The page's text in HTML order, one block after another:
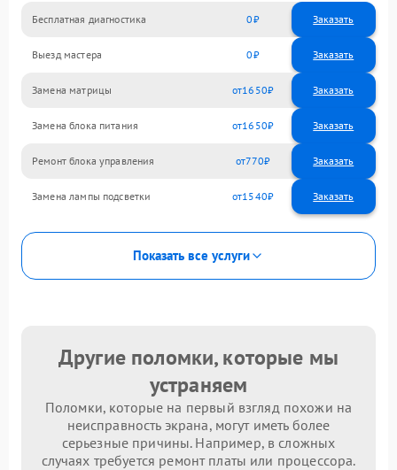
Бесплатная диагностика 0 Заказать
Выезд мастера 0 Заказать
Замена матрицы 1650
Замена блока питания 1650
Ремонт блока управления 770
Замена лампы подсветки 1540
Показать все услуги
Другие поломки, которые мы
устраняем
Поломки, которые на первый взгляд похожи на
неисправность экрана, могут иметь более
серьезные причины. Например, в сложных
случаях требуется ремонт платы или процессора.